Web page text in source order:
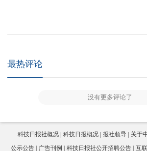
最热评论
没有更多评论了
科技日报社概况 科技日报概况 报社领导 关于
公示公告
广告刊例 科技日报社公开招聘公告 互